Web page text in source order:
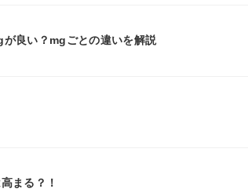
が良い？mgごとの違いを解説
まる？！